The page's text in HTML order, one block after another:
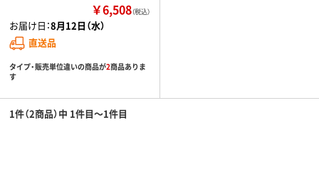
￥6,508（税込）
お届け日：8月12日（水）
直送品
タイプ・販売単位違いの商品が2商品ありま
す
1件（2商品）中 1件目～1件目